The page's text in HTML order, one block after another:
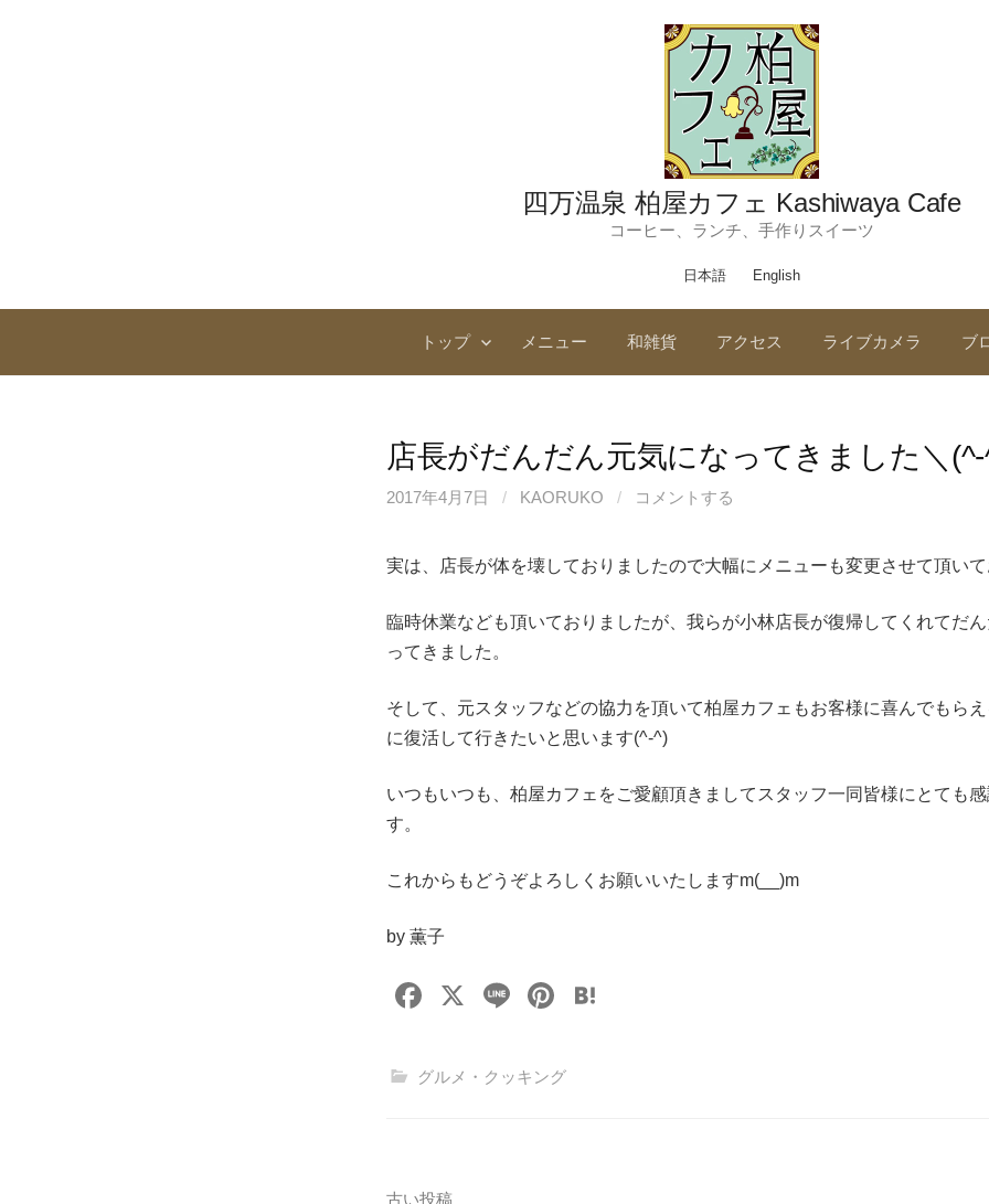
四万温泉 柏屋カフェ Kashiwaya Cafe
コーヒー、ランチ、手作りスイーツ
日本語 English
トップ メニュー 和雑貨 アクセス ライブカメラ ブ
店長がだんだん元気になってきました＼(^-
2017年4月7日 / KAORUKO / コメントする
実は、店長が体を壊しておりましたので大幅にメニューも変更させて頂いて
臨時休業なども頂いておりましたが、我らが小林店長が復帰してくれてだ
ってきました。
そして、元スタッフなどの協力を頂いて柏屋カフェもお客様に喜んでもら
に復活して行きたいと思います(^-^)
いつもいつも、柏屋カフェをご愛顧頂きましてスタッフ一同皆様にとても感
す。
これからもどうぞよろしくお願いいたしますm(__)m
by 薫子
F
c
X
Li
e
Pi
er
グルメ・クッキング
古い投稿